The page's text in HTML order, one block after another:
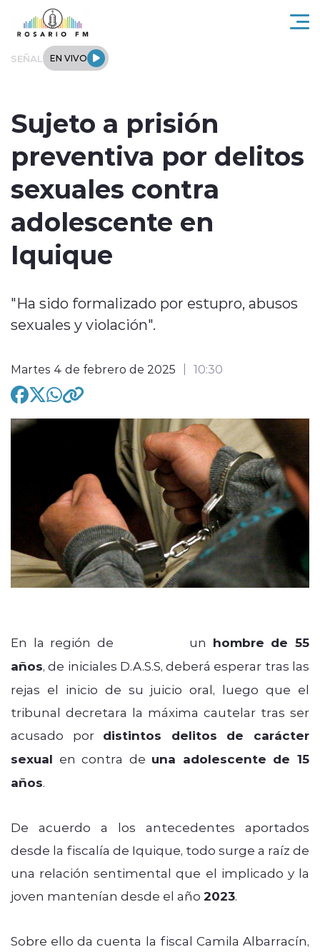
Click acá para ir directamente al contenido
SEÑAL EN VIVO
Actualidad
Tendencias
Internacional
Entrevistas
modo claro
Sujeto a prisión
preventiva por delitos
sexuales contra
adolescente en
Iquique
"Ha sido formalizado por estupro, abusos
sexuales y violación".
Martes 4 de febrero de 2025 10:30
En la región de un hombre de 55
años, de iniciales D.A.S.S, deberá esperar tras las
rejas el inicio de su juicio oral, luego que el
tribunal decretara la máxima cautelar tras ser
acusado por distintos delitos de carácter
sexual en contra de una adolescente de 15
años.
De acuerdo a los antecedentes aportados
desde la fiscalía de Iquique, todo surge a raíz de
una relación sentimental que el implicado y la
joven mantenían desde el año 2023.
Sobre ello da cuenta la fiscal Camila Albarracín,